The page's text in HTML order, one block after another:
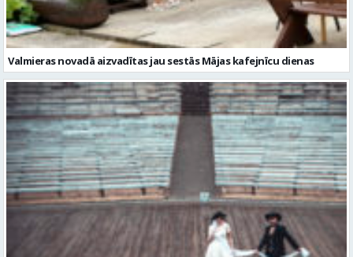
Valmieras novadā aizvadītas jau sestās Mājas kafejnīcu dienas